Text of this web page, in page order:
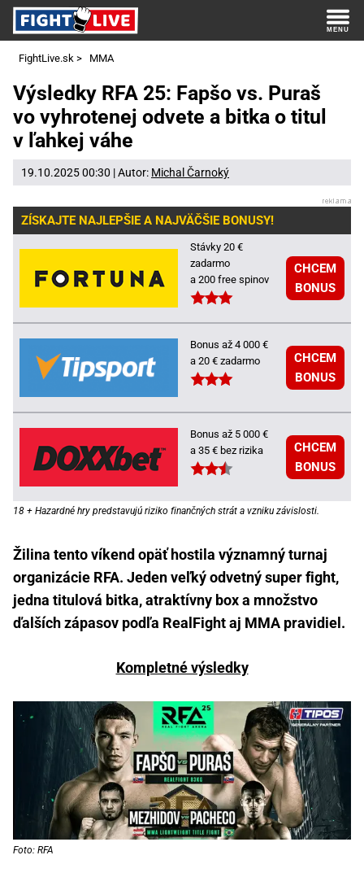
FightLive.sk > MMA
Výsledky RFA 25: Fapšo vs. Puraš
vo vyhrotenej odvete a bitka o titul
v ľahkej váhe
19.10.2025 00:30 | Autor: Michal Čarnoký
ZÍSKAJTE NAJLEPŠIE A NAJVÄČŠIE BONUSY!
Stávky 20 €
zadarmo
a 200 free spinov
CHCEM
BONUS
Bonus až 4 000 €
a 20 € zadarmo
CHCEM
BONUS
Bonus až 5 000 €
a 35 € bez rizika
CHCEM
BONUS
18 + Hazardné hry predstavujú riziko finančných strát a vzniku závislosti.
Žilina tento víkend opäť hostila významný turnaj
organizácie RFA. Jeden veľký odvetný super fight,
jedna titulová bitka, atraktívny box a množstvo
ďalších zápasov podľa RealFight aj MMA pravidiel.
Kompletné výsledky
Foto: RFA